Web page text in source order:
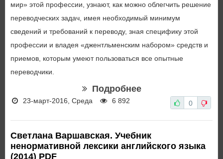
мир» этой профессии, узнают, как можно облегчить решение
переводческих задач, имея необходимый минимум
сведений и требований к переводу, зная специфику этой
профессии и владея «джентльменским набором» средств и
приемов, которым умеют пользоваться все опытные
переводчики.
Подробнее
23-март-2016, Среда 6 892 0
Светлана Варшавская. Учебник
ненормативной лексики английского языка
(2014) PDF